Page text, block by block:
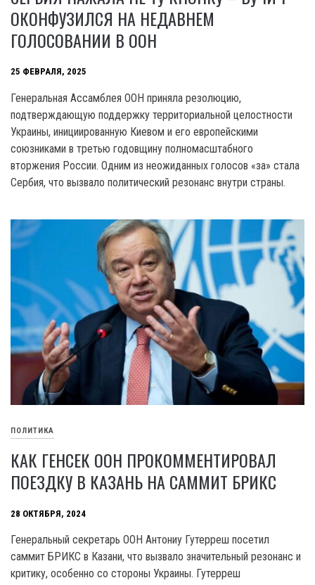
ОКОНФУЗИЛСЯ НА НЕДАВНЕМ
ГОЛОСОВАНИИ В ООН
25 ФЕВРАЛЯ, 2025
Генеральная Ассамблея ООН приняла резолюцию,
подтверждающую поддержку территориальной целостности
Украины, инициированную Киевом и его европейскими
союзниками в третью годовщину полномасштабного
вторжения России. Одним из неожиданных голосов «за» стала
Сербия, что вызвало политический резонанс внутри страны.
ПОЛИТИКА
КАК ГЕНСЕК ООН ПРОКОММЕНТИРОВАЛ
ПОЕЗДКУ В КАЗАНЬ НА САММИТ БРИКС
28 ОКТЯБРЯ, 2024
Генеральный секретарь ООН Антониу Гутерреш посетил
саммит БРИКС в Казани, что вызвало значительный резонанс и
критику, особенно со стороны Украины. Гутерреш